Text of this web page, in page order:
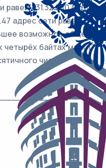
231.32.240.0. Для
адрес сети равен
возможное общее
байтах маски?
числа.